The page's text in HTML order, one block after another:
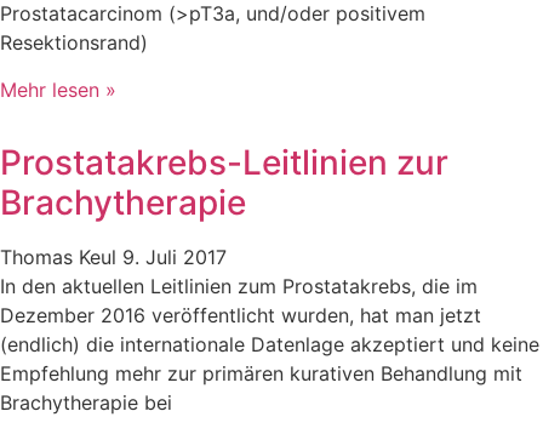
Prostatacarcinom (>pT3a, und/oder positivem
Resektionsrand)
Mehr lesen »
Prostatakrebs-Leitlinien zur
Brachytherapie
Thomas Keul 9. Juli 2017
In den aktuellen Leitlinien zum Prostatakrebs, die im
Dezember 2016 veröffentlicht wurden, hat man jetzt
(endlich) die internationale Datenlage akzeptiert und keine
Empfehlung mehr zur primären kurativen Behandlung mit
Brachytherapie bei